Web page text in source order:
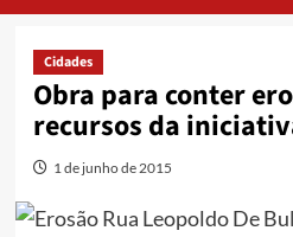
Cidades
Obra para conter
recursos da
1 de junho de 2015